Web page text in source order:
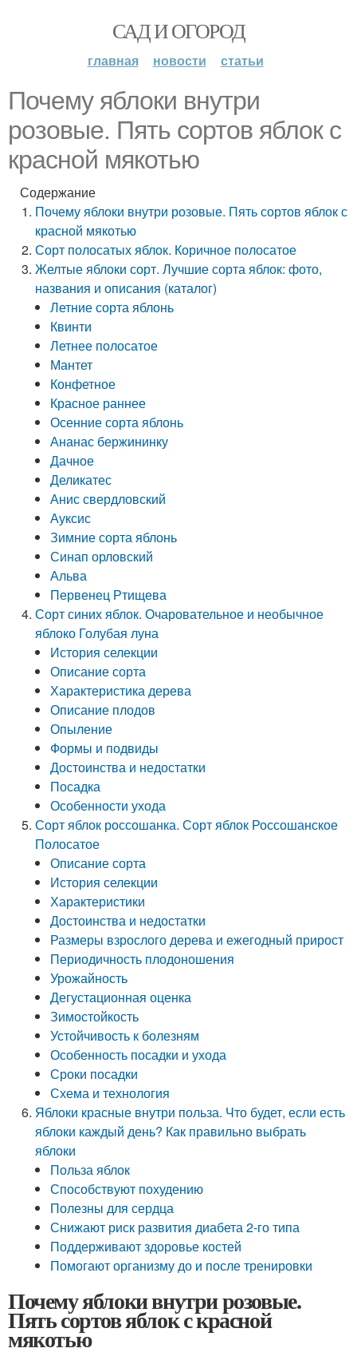
САД И ОГОРОД
главная новости статьи
Почему яблоки внутри
розовые. Пять сортов яблок с
красной мякотью
Содержание
Почему яблоки внутри розовые. Пять сортов яблок с
красной мякотью
Сорт полосатых яблок. Коричное полосатое
Желтые яблоки сорт. Лучшие сорта яблок: фото,
названия и описания (каталог)
Летние сорта яблонь
Квинти
Летнее полосатое
Мантет
Конфетное
Красное раннее
Осенние сорта яблонь
Ананас бержининку
Дачное
Деликатес
Анис свердловский
Ауксис
Зимние сорта яблонь
Синап орловский
Альва
Первенец Ртищева
Сорт синих яблок. Очаровательное и необычное
яблоко Голубая луна
История селекции
Описание сорта
Характеристика дерева
Описание плодов
Опыление
Формы и подвиды
Достоинства и недостатки
Посадка
Особенности ухода
Сорт яблок россошанка. Сорт яблок Россошанское
Полосатое
Описание сорта
История селекции
Характеристики
Достоинства и недостатки
Размеры взрослого дерева и ежегодный прирост
Периодичность плодоношения
Урожайность
Дегустационная оценка
Зимостойкость
Устойчивость к болезням
Особенность посадки и ухода
Сроки посадки
Схема и технология
Яблоки красные внутри польза. Что будет, если есть
яблоки каждый день? Как правильно выбрать
яблоки
Польза яблок
Способствуют похудению
Полезны для сердца
Снижают риск развития диабета 2-го типа
Поддерживают здоровье костей
Помогают организму до и после тренировки
Почему яблоки внутри розовые.
Пять сортов яблок с красной
мякотью